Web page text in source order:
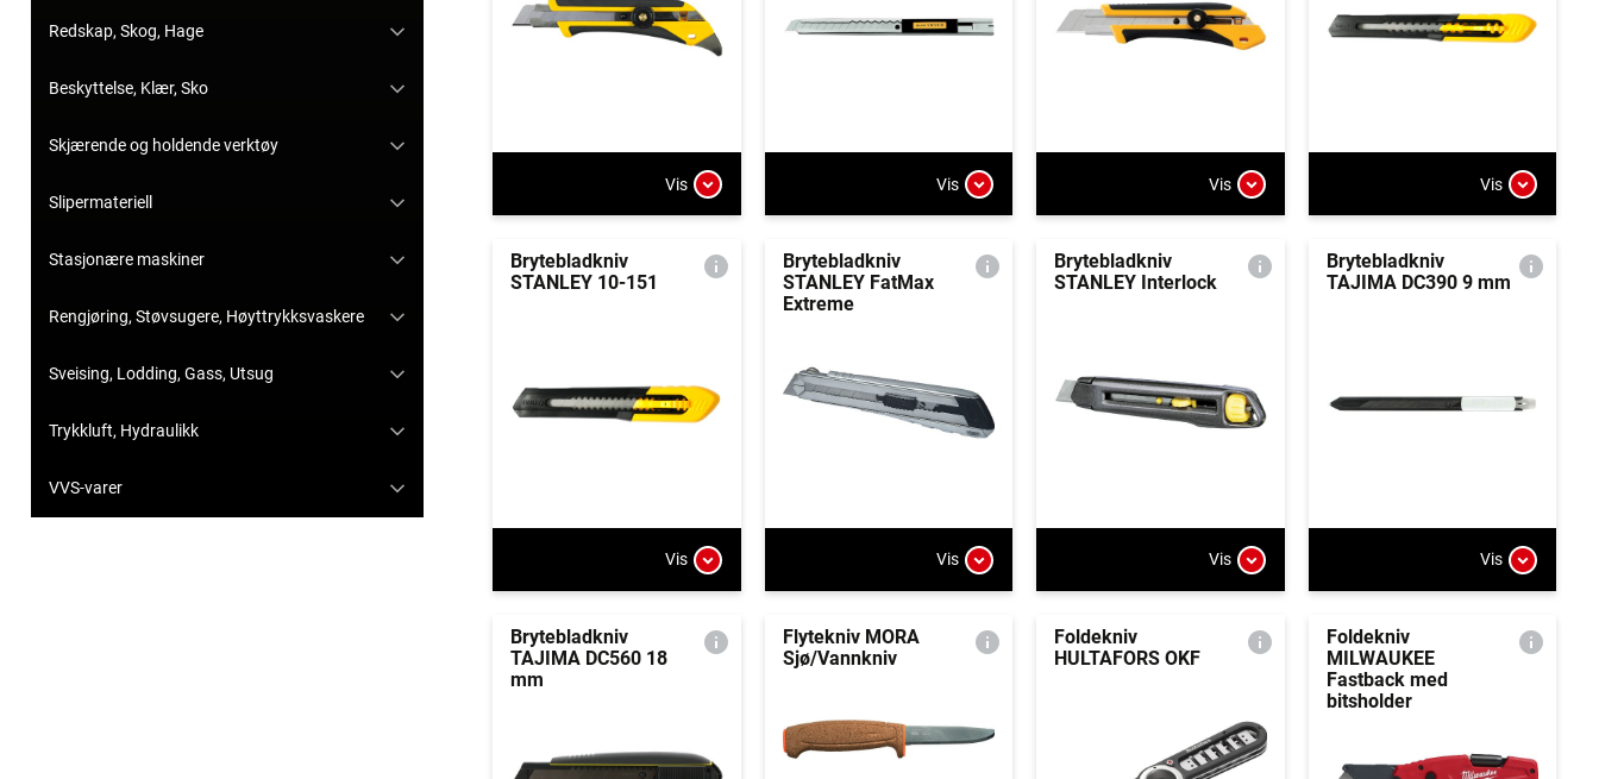
Redskap, Skog, Hage
Beskyttelse, Klær, Sko
Skjærende og holdende verktøy
Slipermateriell
Stasjonære maskiner
Rengjøring, Støvsugere, Høyttrykksvaskere
Sveising, Lodding, Gass, Utsug
Trykkluft, Hydraulikk
VVS-varer
Vis Vis Vis Vis
Brytebladkniv
STANLEY 10-151
Vis
Brytebladkniv
STANLEY FatMax
Extreme
Vis
Brytebladkniv
STANLEY Interlock
Vis
Brytebladkniv
TAJIMA DC390 9 mm
Vis
Brytebladkniv
TAJIMA DC560 18
mm
Flytekniv MORA
Sjø/Vannkniv
Foldekniv
HULTAFORS OKF
Foldekniv
MILWAUKEE
Fastback med
bitsholder